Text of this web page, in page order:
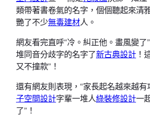
類帶著書卷氣的名字，個個聽起來清
艷了不少無毒建材人。
網友看完直呼“冷。糾正他。畫風變了
堆同音分歧字的名字了新古典設計 ！
又不撞款”！
還有網友則表現，“家長起名越來越有
子空間設計字輩一堆人綠裝修設計一
了”！